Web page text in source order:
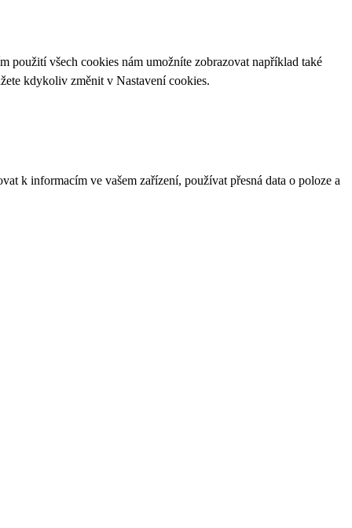
použití všech cookies nám umožníte zobrazovat například také
kdykoliv změnit v Nastavení cookies.
k informacím ve vašem zařízení, používat přesná data o poloze a